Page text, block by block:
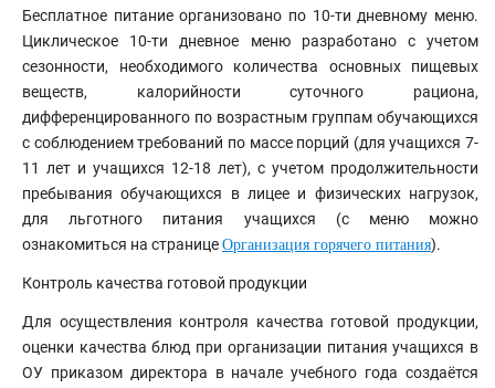
Бесплатное питание организовано по 10-ти дневному меню.
Циклическое 10-ти дневное меню разработано с учетом
сезонности, необходимого количества основных пищевых
веществ, калорийности суточного рациона,
дифференцированного по возрастным группам обучающихся
с соблюдением требований по массе порций (для учащихся 7-
11 лет и учащихся 12-18 лет), с учетом продолжительности
пребывания обучающихся в лицее и физических нагрузок,
для льготного питания учащихся (с меню можно
ознакомиться на странице Организация горячего питания).
Контроль качества готовой продукции
Для осуществления контроля качества готовой продукции,
оценки качества блюд при организации питания учащихся в
ОУ приказом директора в начале учебного года создаётся